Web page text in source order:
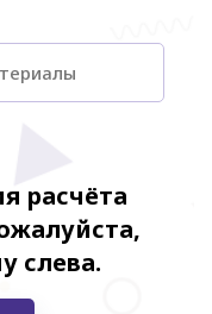
расчёта
слева.